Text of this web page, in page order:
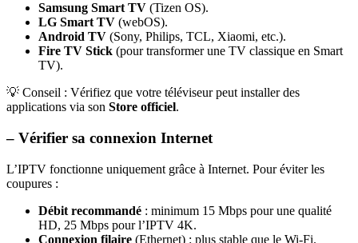
Samsung Smart TV (Tizen OS).
LG Smart TV (webOS).
Android TV (Sony, Philips, TCL, Xiaomi, etc.).
Fire TV Stick (pour transformer une TV classique en Smart
TV).
💡 Conseil : Vérifiez que votre téléviseur peut installer des
applications via son Store officiel.
– Vérifier sa connexion Internet
L’IPTV fonctionne uniquement grâce à Internet. Pour éviter les
coupures :
Débit recommandé : minimum 15 Mbps pour une qualité
HD, 25 Mbps pour l’IPTV 4K.
Connexion filaire (Ethernet) : plus stable que le Wi-Fi.